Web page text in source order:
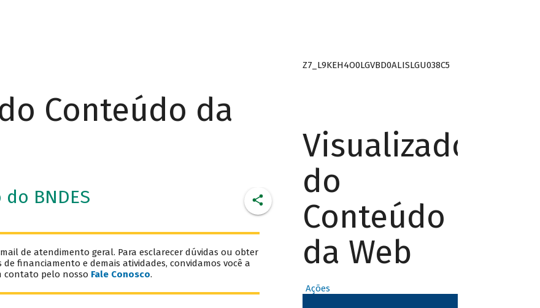
Conteúdo da
BNDES
de atendimento geral. Para esclarecer dúvidas ou obter
financiamento e demais atividades, convidamos você a
contato pelo nosso Fale Conosco.
Z7_L9KEH4O0LGVBD0ALISLGU038C5
Visualizador
do
Conteúdo
da Web
Ações